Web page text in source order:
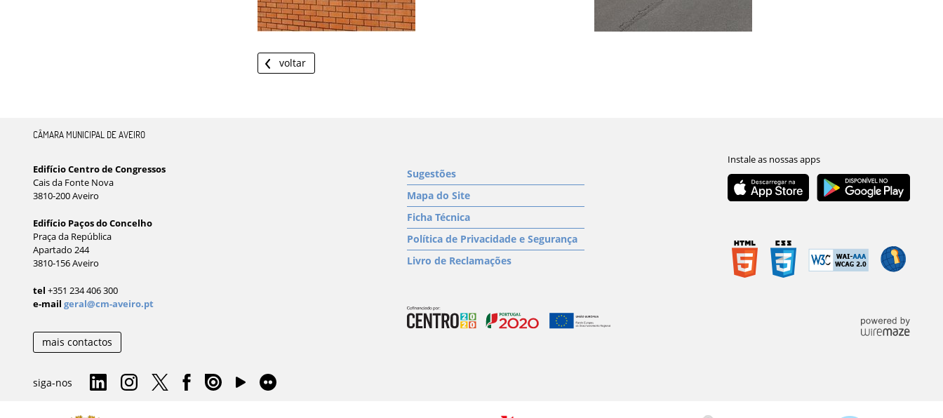
voltar
CÂMARA MUNICIPAL DE AVEIRO
Edifício Centro de Congressos
Cais da Fonte Nova
3810-200 Aveiro
Edifício Paços do Concelho
Praça da República
Apartado 244
3810-156 Aveiro
tel +351 234 406 300
e-mail geral@cm-aveiro.pt
mais contactos
siga-nos
Sugestões
Mapa do Site
Ficha Técnica
Política de Privacidade e Segurança
Livro de Reclamações